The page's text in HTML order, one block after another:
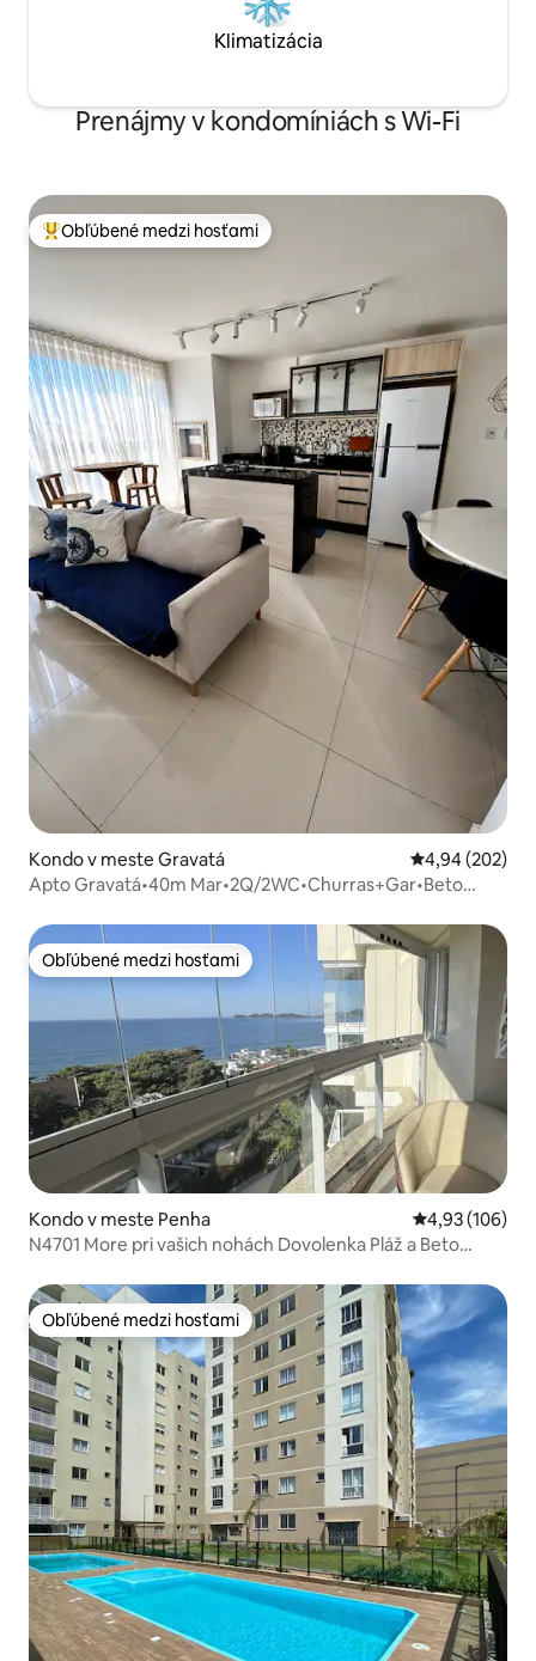
Klimatizácia
Prenájmy v kondomíniách s Wi-Fi
Najobľúbenejšie medzi hosťami
Obľúbené medzi hosťami
Kondo v meste Gravatá Priemerné
4,94 (202)
Apto Gravatá•40m Mar•2Q/2WC•Churras+Gar•Beto
Obľúbené medzi hosťami
Obľúbené medzi hosťami
Kondo v meste Penha Priemerné
4,93 (106)
N4701 More pri vašich nohách Dovolenka Pláž a Beto
Obľúbené medzi hosťami
Obľúbené medzi hosťami